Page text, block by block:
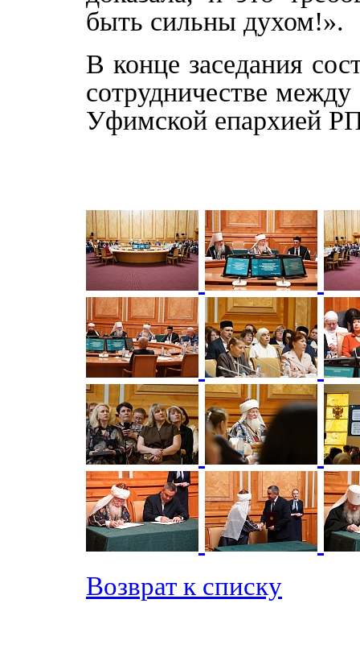
быть сильны духом!».
В конце заседания
сотрудничестве
Уфимской епархией
Возврат к списку